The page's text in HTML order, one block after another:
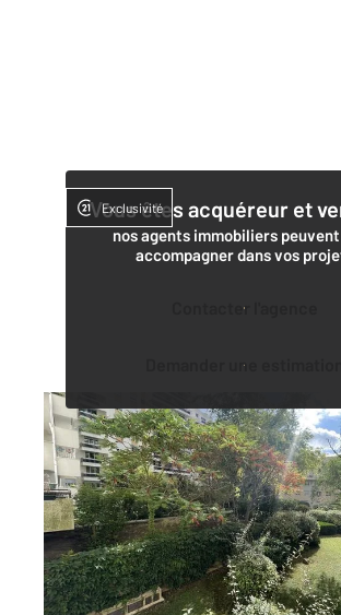
Vous êtes acquéreur et
nos agents immobiliers
accompagner dans vos
Contacter l'agence
Demander une estimation
Exclusivité
COURBEVOIE 92
40,76 m2, 2 pièces
Ref : 22956
Appartement F2 à vendre
295 000 €
Situé au premier étage d'un